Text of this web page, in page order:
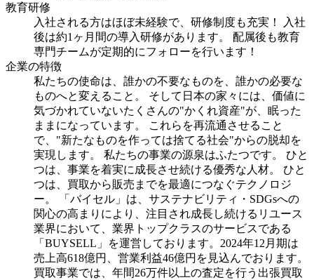
教育研修
入社される方はほぼ未経験で、研修制度も充実！
入社
後は約1ヶ月間の導入研修があります。
配属後も教育
専門チームが定期的にフォローを行います！
企業の特徴
私たちの使命は、誰かの不要なものを、誰かの必要な
ものへと変えること。
そして日本の家々には、価値に
気づかれていないたくさんの"かくれ資産"が、眠った
ままになっています。
これらを再流通させること
で、"新たなものを作っては捨てる社会"からの脱却を
実現します。
私たちの事業の源泉はふたつです。
ひと
つは、事業を着実に成長させ続ける優秀な人材。
ひと
つは、買取から販売までを最適につなぐテクノロジ
ー。
「バイセル」は、サステナビリティ・SDGsへの
関心の高まりにより、注目され成長し続けるリユース
業界において、業界トップクラスのサービスである
「BUYSELL」を運営しております。2024年12月期は
売上高618億円、営業利益46億円を見込んでおります。
買取事業では、年間26万件以上の査定を行う出張買取